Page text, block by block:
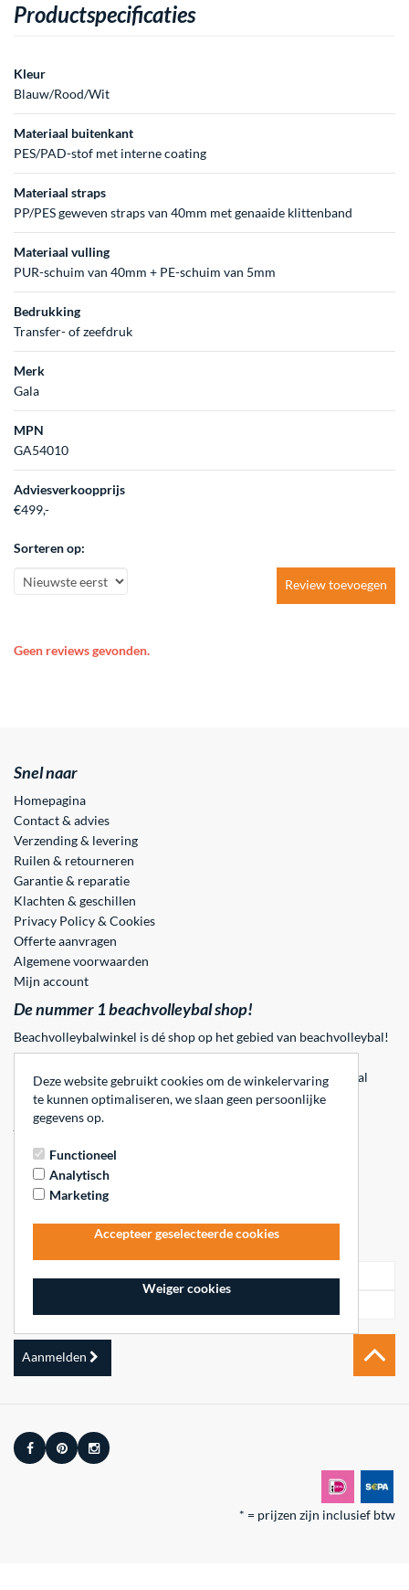
Productspecificaties
Kleur
Blauw/Rood/Wit
Materiaal buitenkant
PES/PAD-stof met interne coating
Materiaal straps
PP/PES geweven straps van 40mm met genaaide klittenband
Materiaal vulling
PUR-schuim van 40mm + PE-schuim van 5mm
Bedrukking
Transfer- of zeefdruk
Merk
Gala
MPN
GA54010
Adviesverkoopprijs
€499,-
Sorteren op:
Review toevoegen
Geen reviews gevonden.
Snel naar
Homepagina
Contact & advies
Verzending & levering
Ruilen & retourneren
Garantie & reparatie
Klachten & geschillen
Privacy Policy & Cookies
Offerte aanvragen
Algemene voorwaarden
Mijn account
De nummer 1 beachvolleybal shop!
Beachvolleybalwinkel is dé shop op het gebied van beachvolleybal!
Op beachvolleybalwinkel.nl vind je beachvolleyballen,
beachvolleynetten, beachsokken en vele andere beachvolleybal
accesoires.
Aangesloten bij
Inschrijven voor de nieuwsbrief
Aanmelden
* = prijzen zijn inclusief btw
Deze website gebruikt cookies om de winkelervaring
te kunnen optimaliseren, we slaan geen persoonlijke
gegevens op.
Functioneel
Analytisch
Marketing
Accepteer geselecteerde cookies
Weiger cookies